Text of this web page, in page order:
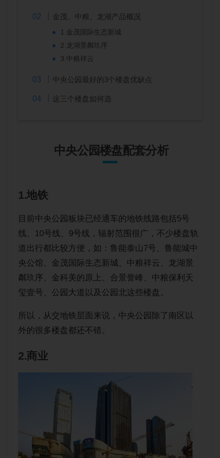
金茂、中粮、龙湖产品概况
1.金茂国际生态新城
2.龙湖景粼玖序
3.中粮祥云
中央公园最好的3个楼盘优缺点
这三个楼盘如何选
中央公园楼盘配套分析
1.地铁
目前中央公园板块已经通车的地铁线路包括5号
线、10号线、9号线，辐射范围很广，不少楼盘轨
道出行都比较方便，如：鲁能泰山7号、鲁能城中
央公馆、金茂国际生态新城、中粮祥云、龙湖景
粼玖序、金科美的原上、合景誉峰、中粮保利天
玺壹号、公园大道以及公园北这些楼盘。
所以，从交地铁层面来说，中央公园除了南区以
外的很多楼盘都还不错。
2.商业